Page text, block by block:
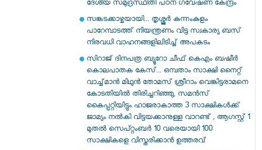
ദേശീയ സമുദ്രസ്ഥിതി പഠന ഗവേഷണ കേന്ദ്രം
സങ്കടക്കാഴ്ചയായി... തൃശ്ശൂർ കുന്നംകുളം
പാറേമ്പാടത്ത് നിയന്ത്രണം വിട്ട സ്വകാര്യ ബസ്
നിരവധി വാഹനങ്ങളിലിടിച്ച് അപകടം
സിറാജ് ദിനപത്ര ബ്യൂറോ ചീഫ് കെഎം ബഷീർ
കൊലപാതക കേസ്... ഒമ്പതാം സാക്ഷി നൈറ്റ്
വാച്ച്മാൻ മിഥുൻ തോമസ് ശ്രീറാം വെങ്കിട്ടരാമനെ
കോടതിയിൽ തിരിച്ചറിഞ്ഞു, സമൻസ്
കൈപ്പറ്റിയിട്ടും ഹാജരാകാത്ത 3 സാക്ഷികൾക്ക്
ജാമ്യം നൽകി വിട്ടയക്കാനുള്ള വാറണ്ട് , ആഗസ്റ്റ് 1
മുതൽ സെപ്റ്റംബർ 10 വരെയായി 100
സാക്ഷികളെ വിസ്തരിക്കാൻ ഉത്തരവ്